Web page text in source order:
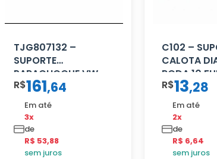
TJG807132 –
SUPORTE
PARACHOQUE VW
12.170 LD
R$161,64
Em até
3x
de
R$ 53,88
sem juros
C102 –
CALOTA
RODA 10
R$13,28
Em até
2x
de
R$ 6,64
sem juros